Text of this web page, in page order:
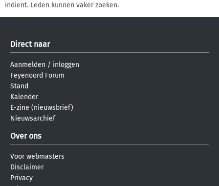
indient. Leden kunnen vaker zoeken.
Direct naar
Aanmelden / inloggen
Feyenoord Forum
Stand
Kalender
E-zine (nieuwsbrief)
Nieuwsarchief
Over ons
Voor webmasters
Disclaimer
Privacy